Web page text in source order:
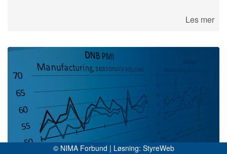
Les mer
© NIMA Forbund | Løsning: StyreWeb